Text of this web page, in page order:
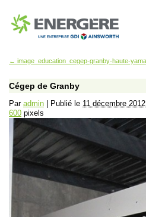
← image_education_cegep-granby-haute-
Cégep de Granby
Par admin Publié le 11 décembre 2012
600 pixels